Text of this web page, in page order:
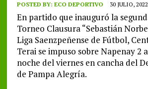
POSTED BY: ECO DEPORTIVO 30 JULIO, 2022
En partido que inauguró la
Torneo Clausura “Sebastián
Liga Saenzpeñense de Fútbol,
Terai se impuso sobre Napenay 2
noche del viernes en cancha del
de Pampa Alegría.